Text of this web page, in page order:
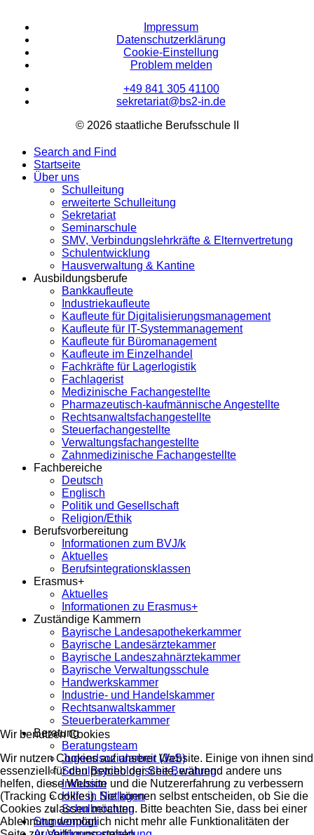
Impressum
Datenschutzerklärung
Cookie-Einstellung
Problem melden
+49 841 305 41100
sekretariat@bs2-in.de
© 2026 staatliche Berufsschule II
Search and Find
Startseite
Über uns
Schulleitung
erweiterte Schulleitung
Sekretariat
Seminarschule
SMV, Verbindungslehrkräfte & Elternvertretung
Schulentwicklung
Hausverwaltung & Kantine
Ausbildungsberufe
Bankkaufleute
Industriekaufleute
Kaufleute für Digitalisierungsmanagement
Kaufleute für IT-Systemmanagement
Kaufleute für Büromanagement
Kaufleute im Einzelhandel
Fachkräfte für Lagerlogistik
Fachlagerist
Medizinische Fachangestellte
Pharmazeutisch-kaufmännische Angestellte
Rechtsanwaltsfachangestellte
Steuerfachangestellte
Verwaltungsfachangestellte
Zahnmedizinische Fachangestellte
Fachbereiche
Deutsch
Englisch
Politik und Gesellschaft
Religion/Ethik
Berufsvorbereitung
Informationen zum BVJ/k
Aktuelles
Berufsintegrationsklassen
Erasmus+
Aktuelles
Informationen zu Erasmus+
Zuständige Kammern
Bayrische Landesapothekerkammer
Bayrische Landesärztekammer
Bayrische Landeszahnärztekammer
Bayrische Verwaltungsschule
Handwerkskammer
Industrie- und Handelskammer
Rechtsanwaltskammer
Steuerberaterkammer
Beratung
Beratungsteam
Jugendsozialarbeit (JaS)
Schulpsychologische Beratung
Inklusion
Hilfe in Notlagen
Schulberatung
Stundenplan
Wir benutzen Cookies
Wir nutzen Cookies auf unserer Website. Einige von ihnen sind
essenziell für den Betrieb der Seite, während andere uns
helfen, diese Website und die Nutzererfahrung zu verbessern
(Tracking Cookies). Sie können selbst entscheiden, ob Sie die
Cookies zulassen möchten. Bitte beachten Sie, dass bei einer
Ablehnung womöglich nicht mehr alle Funktionalitäten der